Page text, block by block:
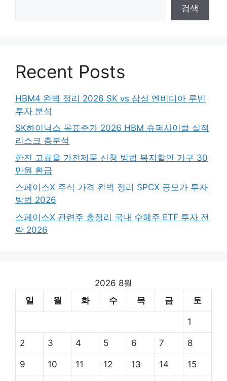
검색
Recent Posts
HBM4 완벽 정리 2026 SK vs 삼성 엔비디아 루빈
투자 분석
SK하이닉스 목표주가 2026 HBM 슈퍼사이클 실적
리스크 총분석
한전 고효율 가전제품 신청 방법 복지할인 가구 30
만원 환급
스페이스X 주식 가격 완벽 정리 SPCX 공모가 투자
방법 2026
스페이스X 관련주 총정리 국내 수혜주 ETF 투자 전
략 2026
2026 8월
일
월 화 수 목 금 토
1
2 3 4 5 6 7 8
9 10 11 12 13 14 15